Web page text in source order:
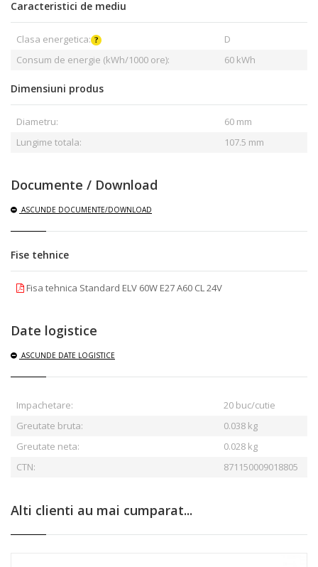
Caracteristici de mediu
Clasa energetica:
D
Consum de energie (kWh/1000 ore):
60 kWh
Dimensiuni produs
Diametru:
60 mm
Lungime totala:
107.5 mm
Documente / Download
ASCUNDE DOCUMENTE/DOWNLOAD
Fise tehnice
Fisa tehnica Standard ELV 60W E27 A60 CL 24V
Date logistice
ASCUNDE DATE LOGISTICE
Impachetare:
20 buc/cutie
Greutate bruta:
0.038 kg
Greutate neta:
0.028 kg
CTN:
871150009018805
Alti clienti au mai cumparat...